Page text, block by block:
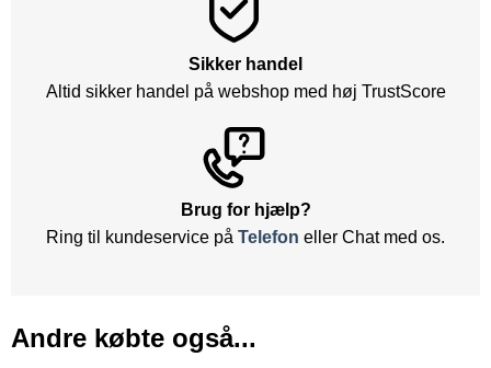
Sikker handel
Altid sikker handel på webshop med høj TrustScore
Brug for hjælp?
Ring til kundeservice på Telefon eller Chat med os.
Andre købte også...